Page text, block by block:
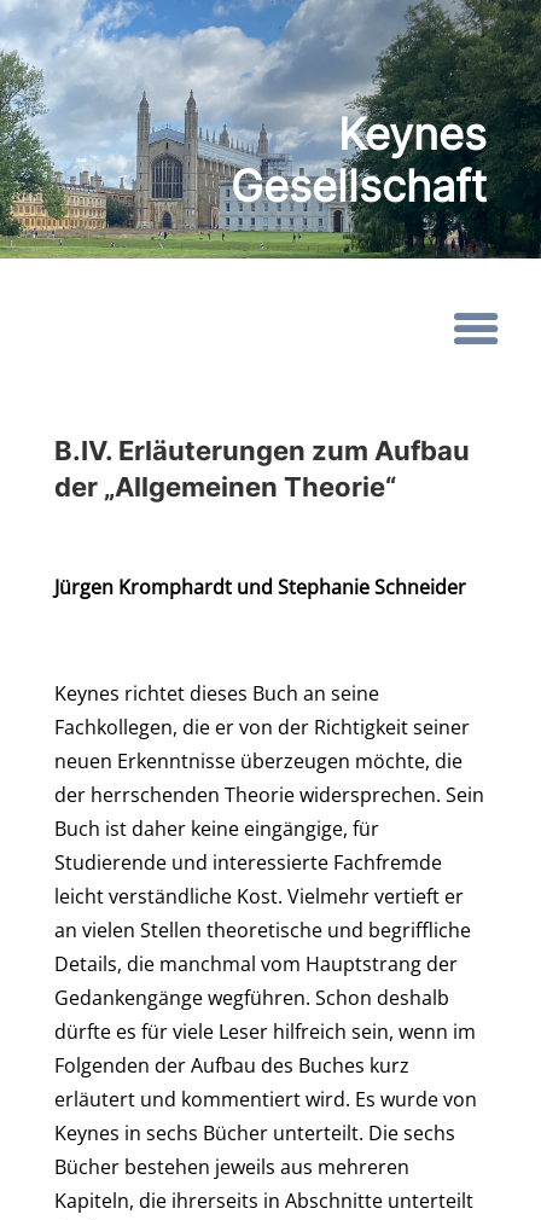
Keynes
Gesellschaft
B.IV. Erläuterungen zum Aufbau
der „Allgemeinen Theorie“
Jürgen Kromphardt und Stephanie Schneider
Keynes richtet dieses Buch an seine
Fachkollegen, die er von der Richtigkeit seiner
neuen Erkenntnisse überzeugen möchte, die
der herrschenden Theorie widersprechen. Sein
Buch ist daher keine eingängige, für
Studierende und interessierte Fachfremde
leicht verständliche Kost. Vielmehr vertieft er
an vielen Stellen theoretische und begriffliche
Details, die manchmal vom Hauptstrang der
Gedankengänge wegführen. Schon deshalb
dürfte es für viele Leser hilfreich sein, wenn im
Folgenden der Aufbau des Buches kurz
erläutert und kommentiert wird. Es wurde von
Keynes in sechs Bücher unterteilt. Die sechs
Bücher bestehen jeweils aus mehreren
Kapiteln, die ihrerseits in Abschnitte unterteilt